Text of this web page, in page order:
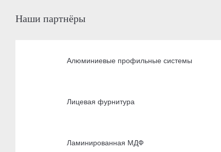
Наши партнёры
Алюминиевые профильные системы
Лицевая фурнитура
Ламинированная МДФ